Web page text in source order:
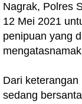
Nagrak, Polres
12 Mei 2021
penipuan yang
Dari
sedang